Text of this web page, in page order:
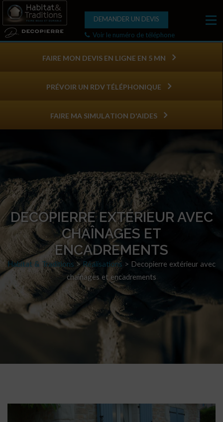
DEMANDER UN DEVIS
Voir le numéro de téléphone
FAIRE MON DEVIS EN LIGNE EN 5 MN
PRÉVOIR UN RDV TÉLÉPHONIQUE
FAIRE MA SIMULATION D'AIDES
DECOPIERRE EXTÉRIEUR AVEC
CHAÎNAGES ET
ENCADREMENTS
Habitat & Traditions > Réalisations > Decopierre extérieur avec
chaînages et encadrements